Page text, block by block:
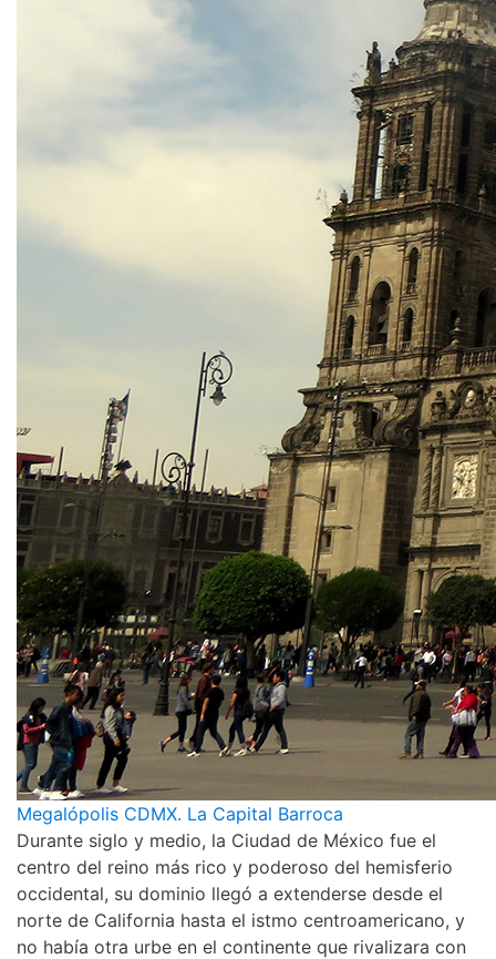
Megalópolis CDMX. La Capital Barroca
Durante siglo y medio, la Ciudad de México fue el
centro del reino más rico y poderoso del hemisferio
occidental, su dominio llegó a extenderse desde el
norte de California hasta el istmo centroamericano, y
no había otra urbe en el continente que rivalizara con